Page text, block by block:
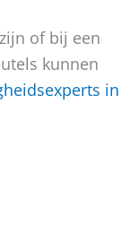
of bij een
kunnen
in